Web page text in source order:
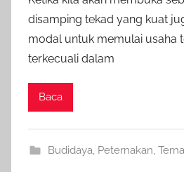
disamping tekad yang kuat
modal untuk memulai usaha
terkecuali dalam
Baca
Budidaya Peternakan